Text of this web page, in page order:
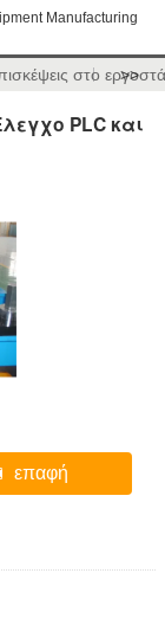
Manufacturing
στο >>
PLC και
επαφή